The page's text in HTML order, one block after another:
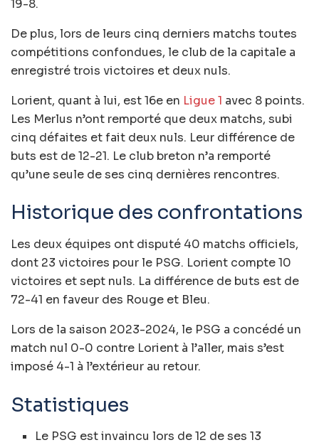
19-8.
De plus, lors de leurs cinq derniers matchs toutes
compétitions confondues, le club de la capitale a
enregistré trois victoires et deux nuls.
Lorient, quant à lui, est 16e en Ligue 1 avec 8 points.
Les Merlus n’ont remporté que deux matchs, subi
cinq défaites et fait deux nuls. Leur différence de
buts est de 12-21. Le club breton n’a remporté
qu’une seule de ses cinq dernières rencontres.
Historique des confrontations
Les deux équipes ont disputé 40 matchs officiels,
dont 23 victoires pour le PSG. Lorient compte 10
victoires et sept nuls. La différence de buts est de
72-41 en faveur des Rouge et Bleu.
Lors de la saison 2023-2024, le PSG a concédé un
match nul 0-0 contre Lorient à l’aller, mais s’est
imposé 4-1 à l’extérieur au retour.
Statistiques
Le PSG est invaincu lors de 12 de ses 13